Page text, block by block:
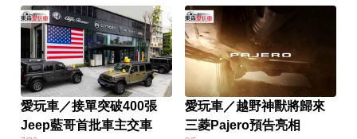
愛玩車／接單突破400張
Jeep藍哥首批車主交車
愛玩車／越野神獸將歸來
三菱Pajero預告亮相